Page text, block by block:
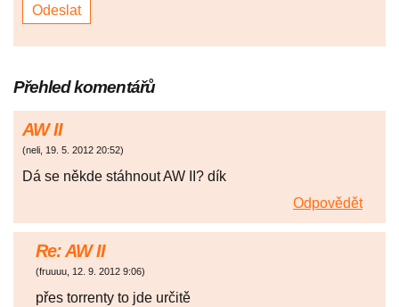
Přehled komentářů
AW II
(neli, 19. 5. 2012 20:52)
Dá se někde stáhnout AW II? dík
Odpovědět
Re: AW II
(fruuuu, 12. 9. 2012 9:06)
přes torrenty to jde určitě